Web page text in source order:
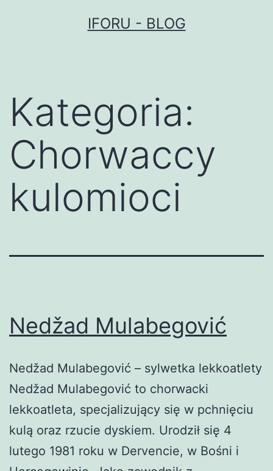
IFORU - BLOG
Kategoria:
Chorwaccy
kulomioci
Nedžad Mulabegović
Nedžad Mulabegović – sylwetka lekkoatlety
Nedžad Mulabegović to chorwacki
lekkoatleta, specjalizujący się w pchnięciu
kulą oraz rzucie dyskiem. Urodził się 4
lutego 1981 roku w Dervencie, w Bośni i